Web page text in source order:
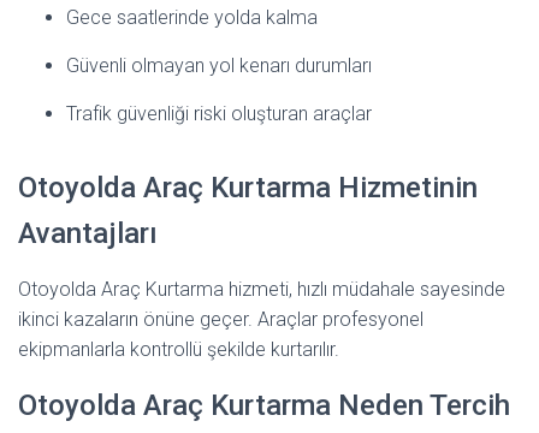
Gece saatlerinde yolda kalma
Güvenli olmayan yol kenarı durumları
Trafik güvenliği riski oluşturan araçlar
Otoyolda Araç Kurtarma Hizmetinin
Avantajları
Otoyolda Araç Kurtarma hizmeti, hızlı müdahale sayesinde
ikinci kazaların önüne geçer. Araçlar profesyonel
ekipmanlarla kontrollü şekilde kurtarılır.
Otoyolda Araç Kurtarma Neden Tercih